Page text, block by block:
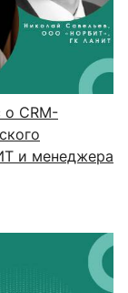
CRM-
и менеджера